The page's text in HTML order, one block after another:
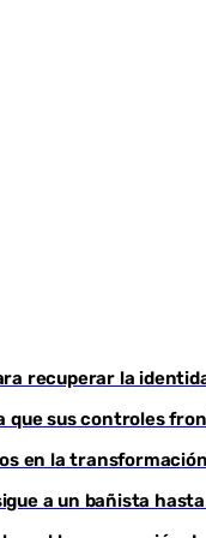
recuperar la
que sus controles
en la
a un bañista